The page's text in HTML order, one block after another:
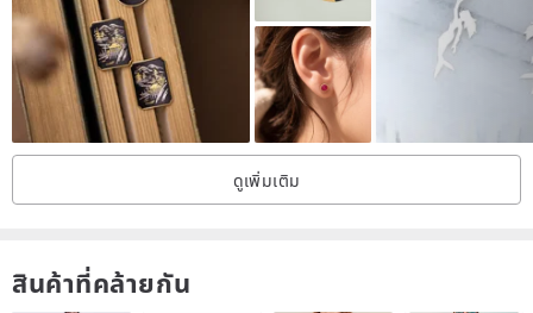
Facebook: Hanakin Gold
Search: ＠hanakinhm
○ Temperature of resin wire cloth ○
ดูเพิ่มเติม
สินค้าที่คล้ายกัน